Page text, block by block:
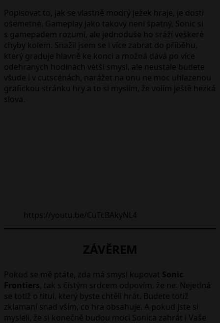
Popisovat to, jak se vlastně modrý ježek hraje, je dosti
ošemetné. Gameplay jako takový není špatný, Sonic si
s gamepadem rozumí, ale jednoduše ho sráží veškeré
chyby kolem. Snažil jsem se i více zabrat do příběhu,
který graduje hlavně ke konci a možná dává po více
odehraných hodinách větší smysl, ale neustále budete
všude i v cutscénách, narážet na onu ne moc uhlazenou
grafickou stránku hry a to si myslím, že volím ještě hezká
slova.
https://youtu.be/CuTcBAkyNL4
ZÁVĚREM
Pokud se mě ptáte, zda má smysl kupovat Sonic
Frontiers, tak s čistým srdcem odpovím, že ne. Nejedná
se totiž o titul, který byste chtěli hrát. Budete totiž
zklamaní snad vším, co hra obsahuje. A pokud jste si
mysleli, že si konečně budou moci Sonica zahrát i Vaše